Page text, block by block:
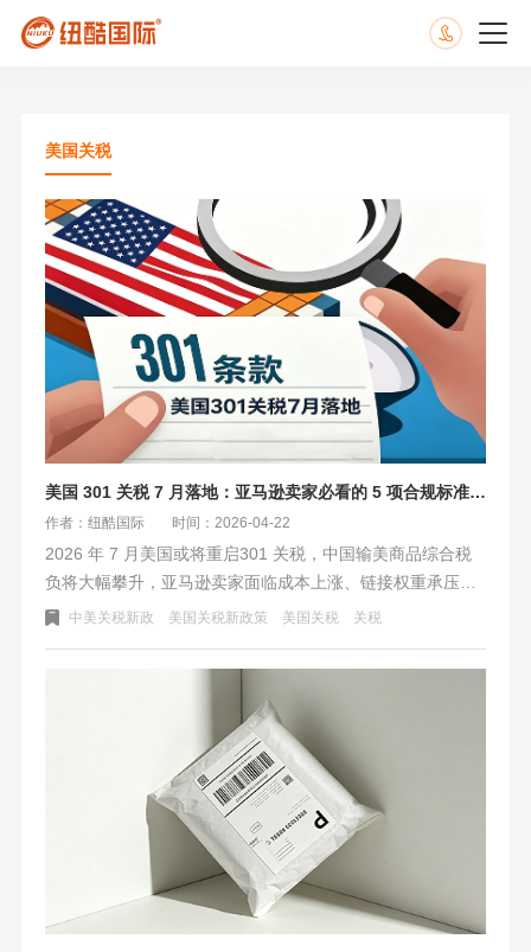
美国关税
美国 301 关税 7 月落地：亚马逊卖家必看的 5 项合规标准与稳交付方案
作者：纽酷国际 时间：2026-04-22
2026 年 7 月美国或将重启301 关税，中国输美商品综合税
负将大幅攀升，亚马逊卖家面临成本上涨、链接权重承压等
风险。本文明确跨境物流5 项合规标准：时效稳定、清关安
借自营仓网、稳定时效、专业清关与全链路服务，助力卖家
提前备货、平滑成本、稳交付，从容应对政策变局。
中美关税新政 美国关税新政策 美国关税 关税